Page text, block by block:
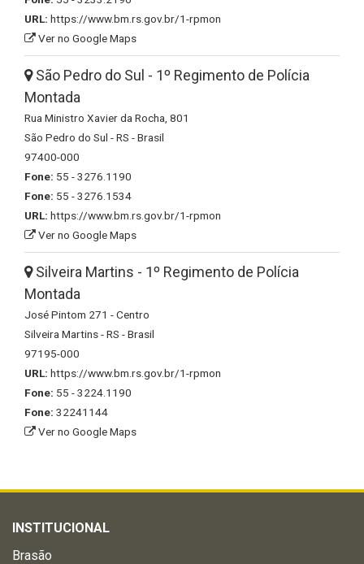
URL: https://www.bm.rs.gov.br/1-rpmon
Ver no Google Maps
São Pedro do Sul - 1º Regimento de Polícia
Montada
Rua Ministro Xavier da Rocha, 801
São Pedro do Sul - RS - Brasil
97400-000
Fone: 55 - 3276.1190
Fone: 55 - 3276.1534
URL: https://www.bm.rs.gov.br/1-rpmon
Ver no Google Maps
Silveira Martins - 1º Regimento de Polícia
Montada
José Pintom 271 - Centro
Silveira Martins - RS - Brasil
97195-000
URL: https://www.bm.rs.gov.br/1-rpmon
Fone: 55 - 3224.1190
Fone: 32241144
Ver no Google Maps
INSTITUCIONAL
Brasão